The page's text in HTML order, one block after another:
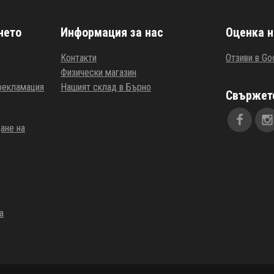
на
Информация за нас
Контакти
Физически магазин
Нашият склад в Бърно
Оценка
Отзиви в